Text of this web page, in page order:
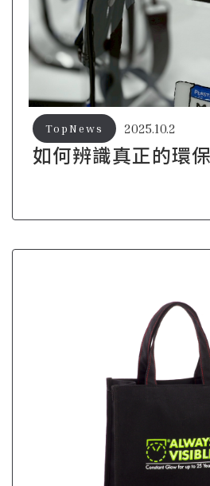
如何辨識真正的環
2025.10.2
TopNews